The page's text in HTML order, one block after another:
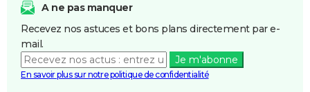
A ne pas manquer
Recevez nos astuces et bons plans directement par e-
mail.
Je m'abonne
En savoir plus sur notre politique de confidentialité